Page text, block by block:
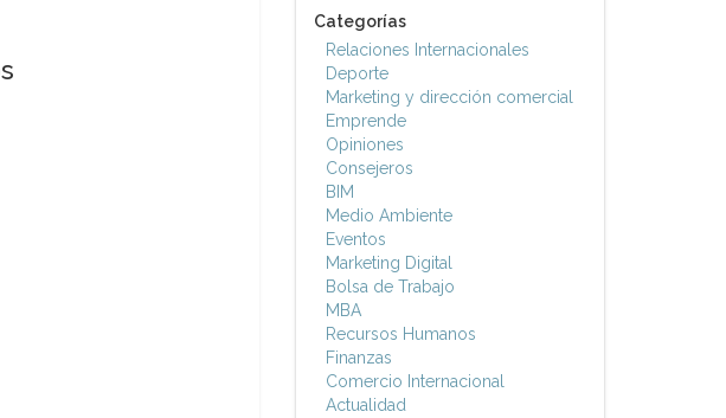
Categorías
Relaciones Internacionales
Deporte
Marketing y dirección comercial
Emprende
Opiniones
Consejeros
BIM
Medio Ambiente
Eventos
Marketing Digital
Bolsa de Trabajo
MBA
Recursos Humanos
Finanzas
Comercio Internacional
Actualidad